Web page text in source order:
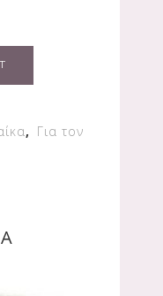
, Για τον